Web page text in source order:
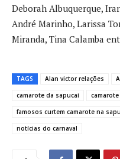
Deborah Albuquerque,
André Marinho, Larissa
Miranda, Tina Calamba
TAGS Alan victor relações
camarote da sapucaí
famosos curtem camarote na
notícias do carnaval